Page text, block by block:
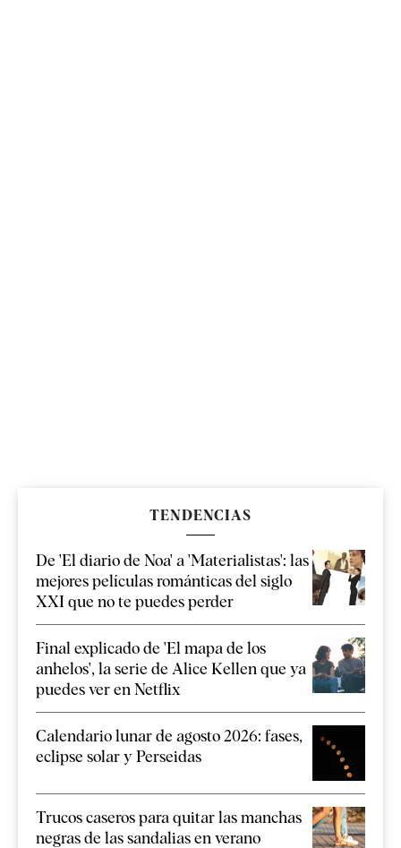
TENDENCIAS
De 'El diario de Noa' a 'Materialistas': las
mejores películas románticas del siglo
XXI que no te puedes perder
Final explicado de 'El mapa de los
anhelos', la serie de Alice Kellen que ya
puedes ver en Netflix
Calendario lunar de agosto 2026: fases,
eclipse solar y Perseidas
Trucos caseros para quitar las manchas
negras de las sandalias en verano